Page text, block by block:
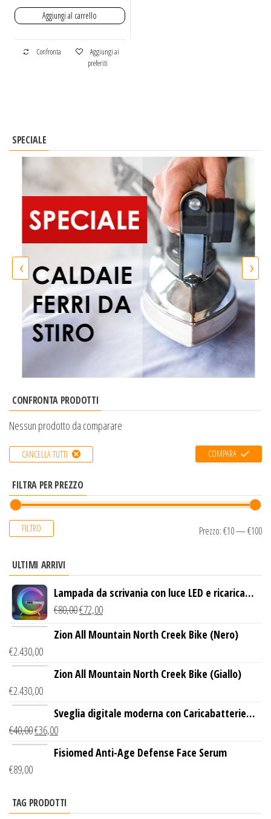
Aggiungi al carrello
Confronta
Aggiungi ai
preferiti
SPECIALE
‹ ›
CONFRONTA PRODOTTI
Nessun prodotto da comparare
CANCELLA TUTTI COMPARA
FILTRA PER PREZZO
FILTRO Prezzo:€10—€100
ULTIMI ARRIVI
Lampada da scrivania con luce LED e ricarica
wireless
€80,00€72,00
Zion All Mountain North Creek Bike (Nero)
€2.430,00
Zion All Mountain North Creek Bike (Giallo)
€2.430,00
Sveglia digitale moderna con Caricabatterie
Wireless Qi
€40,00€36,00
Fisiomed Anti-Age Defense Face Serum
€89,00
TAG PRODOTTI